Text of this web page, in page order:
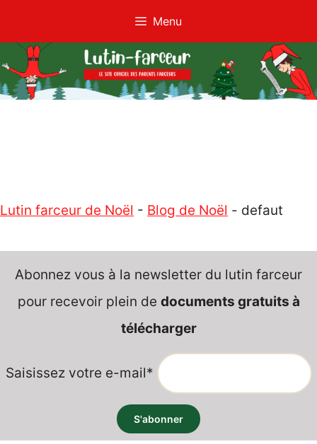
au
contenu
Menu
Lutin farceur de Noël - Blog de Noël - defaut
Abonnez vous à la newsletter du lutin farceur
pour recevoir plein de documents gratuits à
télécharger
Saisissez votre e-mail*